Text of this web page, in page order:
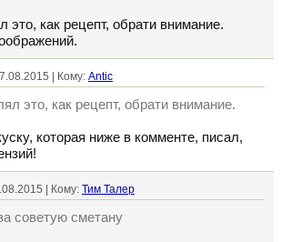
как рецепт, обрати внимание.
| Кому: Antic
это, как рецепт, обрати внимание.
которая ниже в комменте, писал,
| Кому: Тим Талер
советую сметану